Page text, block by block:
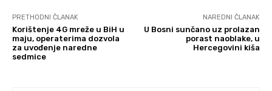
PRETHODNI ČLANAK
Korištenje 4G mreže u BiH u
maju, operaterima dozvola
za uvođenje naredne
sedmice
NAREDNI ČLANAK
U Bosni sunčano uz prolazan
porast naoblake, u
Hercegovini kiša